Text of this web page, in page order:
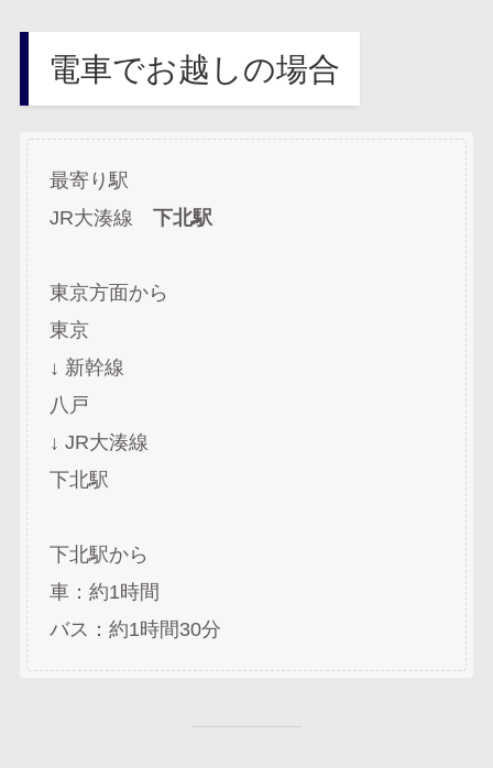
電車でお越しの場合
最寄り駅
JR大湊線 下北駅
東京方面から
東京
↓ 新幹線
八戸
↓ JR大湊線
下北駅
下北駅から
車：約1時間
バス：約1時間30分